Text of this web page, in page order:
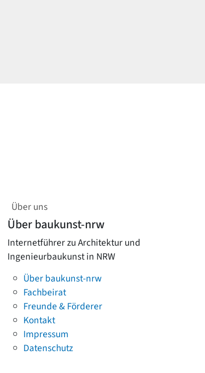
Über uns
Über baukunst-nrw
Internetführer zu Architektur und
Ingenieurbaukunst in NRW
Über baukunst-nrw
Fachbeirat
Freunde & Förderer
Kontakt
Impressum
Datenschutz